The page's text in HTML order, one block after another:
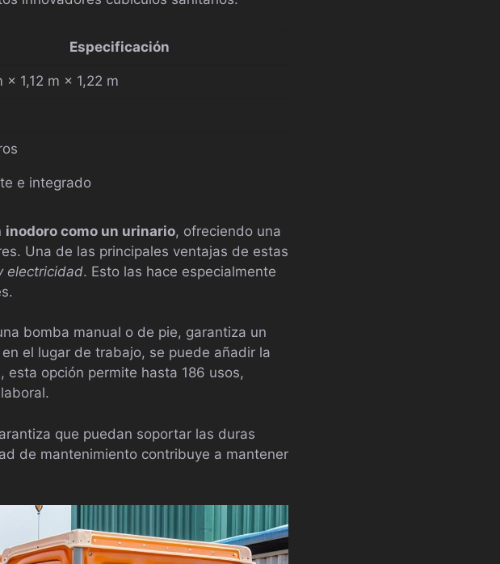
Especificación
× 1,12 m × 1,22 m
e integrado
inodoro como un urinario, ofreciendo una
Una de las principales ventajas de estas
electricidad. Esto las hace especialmente
bomba manual o de pie, garantiza un
el lugar de trabajo, se puede añadir la
esta opción permite hasta 186 usos,
que puedan soportar las duras
de mantenimiento contribuye a mantener